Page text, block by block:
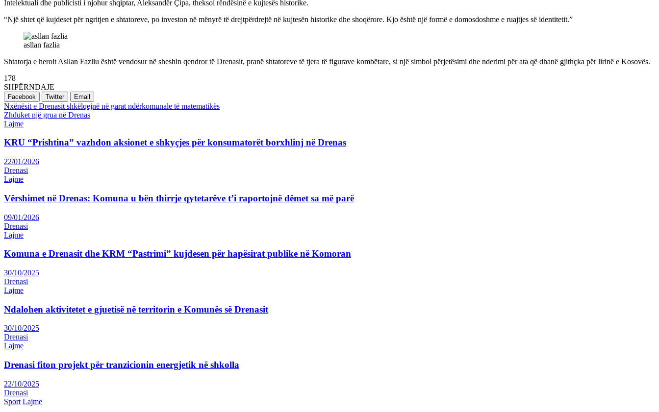
Intelektuali dhe publicisti i njohur shqiptar, Aleksandër Çipa, theksoi rëndësinë e kujtesës historike.
“Një shtet që kujdeset për ngritjen e shtatoreve, po investon në mënyrë të drejtpërdrejtë në kujtesën historike dhe shoqërore. Kjo është një formë e domosdoshme e ruajtjes së identitetit.”
asllan fazlia
Shtatorja e heroit Asllan Fazliu është vendosur në sheshin qendror të Drenasit, pranë shtatoreve të tjera të figurave kombëtare, si një simbol përjetësimi dhe nderimi për ata që dhanë gjithçka për lirinë e Kosovës.
178
SHPËRNDAJE
Facebook Twitter Email
Post
navigation
Nxënësit e Drenasit shkëlqejnë në garat ndërkomunale të matematikës
Zhduket një grua në Drenas
Lajme
KRU “Prishtina” vazhdon aksionet e shkyçjes për konsumatorët borxhlinj në Drenas
22/01/2026
Drenasi
Lajme
Vërshimet në Drenas: Komuna u bën thirrje qytetarëve t’i raportojnë dëmet sa më parë
09/01/2026
Drenasi
Lajme
Komuna e Drenasit dhe KRM “Pastrimi” kujdesen për hapësirat publike në Komoran
30/10/2025
Drenasi
Lajme
Ndalohen aktivitetet e gjuetisë në territorin e Komunës së Drenasit
30/10/2025
Drenasi
Lajme
Drenasi fiton projekt për tranzicionin energjetik në shkolla
22/10/2025
Drenasi
Sport Lajme